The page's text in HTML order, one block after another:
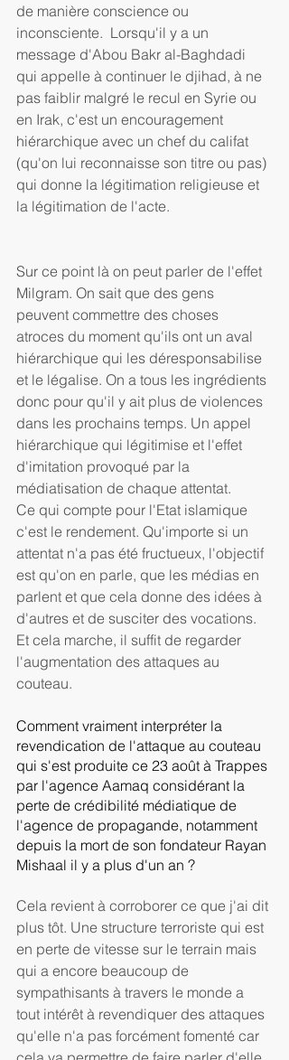
de manière conscience ou
inconsciente.  Lorsqu'il y a un
message d'Abou Bakr al-Baghdadi
qui appelle à continuer le djihad, à ne
pas faiblir malgré le recul en Syrie ou
en Irak, c'est un encouragement
hiérarchique avec un chef du califat
(qu'on lui reconnaisse son titre ou pas)
qui donne la légitimation religieuse et
la légitimation de l'acte.
Sur ce point là on peut parler de l'effet
Milgram. On sait que des gens
peuvent commettre des choses
atroces du moment qu'ils ont un aval
hiérarchique qui les déresponsabilise
et le légalise. On a tous les ingrédients
donc pour qu'il y ait plus de violences
dans les prochains temps. Un appel
hiérarchique qui légitimise et l'effet
d'imitation provoqué par la
médiatisation de chaque attentat.
Ce qui compte pour l'Etat islamique
c'est le rendement. Qu'importe si un
attentat n'a pas été fructueux, l'objectif
est qu'on en parle, que les médias en
parlent et que cela donne des idées à
d'autres et de susciter des vocations.
Et cela marche, il suffit de regarder
l'augmentation des attaques au
couteau.
Comment vraiment interpréter la
revendication de l'attaque au couteau
qui s'est produite ce 23 août à Trappes
par l'agence Aamaq considérant la
perte de crédibilité médiatique de
l'agence de propagande, notamment
depuis la mort de son fondateur Rayan
Mishaal il y a plus d'un an ?
Cela revient à corroborer ce que j'ai dit
plus tôt. Une structure terroriste qui est
en perte de vitesse sur le terrain mais
qui a encore beaucoup de
sympathisants à travers le monde a
tout intérêt à revendiquer des attaques
qu'elle n'a pas forcément fomenté car